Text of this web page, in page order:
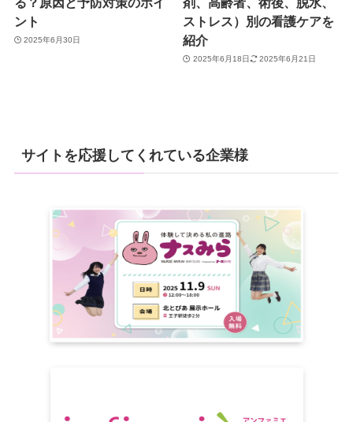
ント
2025年6月30日
ストレス）別の看護ケアを
紹介
2025年6月18日 2025年6月21日
サイトを応援してくれている企業様